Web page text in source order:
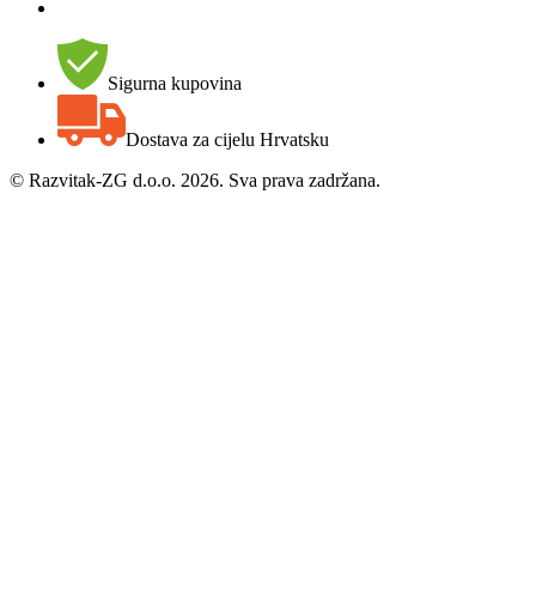
Sigurna kupovina
Dostava za cijelu Hrvatsku
© Razvitak-ZG d.o.o. 2026. Sva prava zadržana.